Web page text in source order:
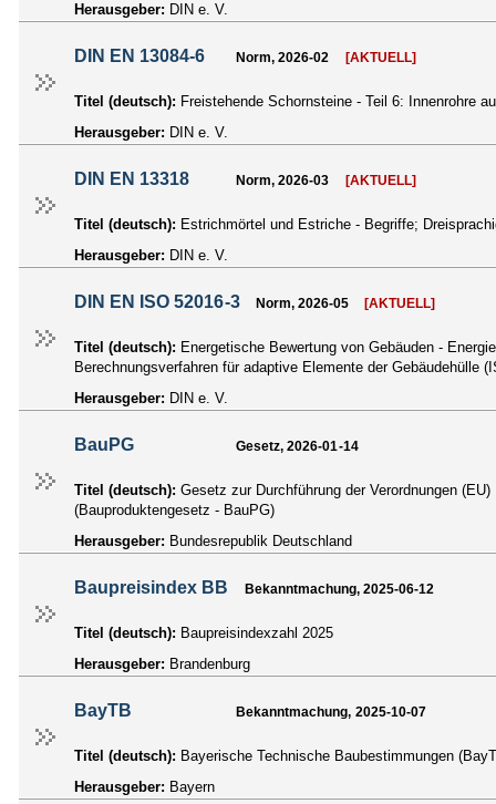
Herausgeber: DIN e. V.
DIN EN 13084-6 Norm, 2026-02 [AKTUELL]
Titel (deutsch): Freistehende Schornsteine - Teil 6: Innenrohre
Herausgeber: DIN e. V.
DIN EN 13318 Norm, 2026-03 [AKTUELL]
Titel (deutsch): Estrichmörtel und Estriche - Begriffe;
Herausgeber: DIN e. V.
DIN EN ISO 52016-3 Norm, 2026-05 [AKTUELL]
Titel (deutsch): Energetische Bewertung von Gebäuden -
Berechnungsverfahren für adaptive Elemente der Gebäudehülle
Herausgeber: DIN e. V.
BauPG Gesetz, 2026-01-14
Titel (deutsch): Gesetz zur Durchführung der Verordnungen
(Bauproduktengesetz - BauPG)
Herausgeber: Bundesrepublik Deutschland
Baupreisindex BB Bekanntmachung, 2025-06-12
Titel (deutsch): Baupreisindexzahl 2025
Herausgeber: Brandenburg
BayTB Bekanntmachung, 2025-10-07
Titel (deutsch): Bayerische Technische Baubestimmungen
Herausgeber: Bayern